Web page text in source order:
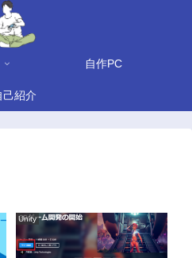
自作PC
己紹介
Unity